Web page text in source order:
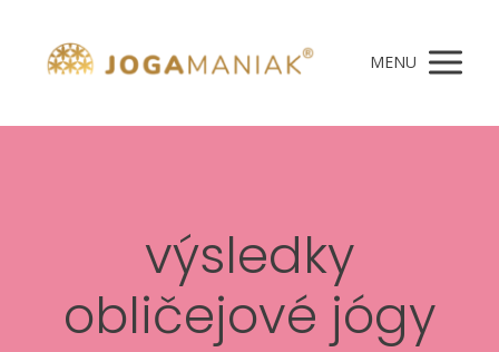
MENU
výsledky
obličejové jógy